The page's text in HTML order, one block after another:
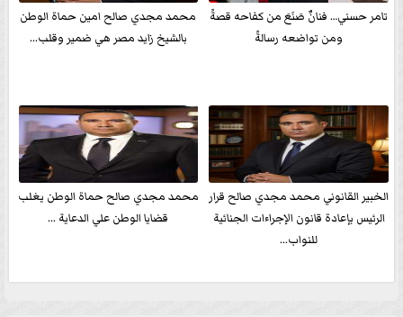
تامر حسني… فنانٌ صَنَعَ من كفاحه قصةً
ومن تواضعه رسالةً
محمد مجدي صالح امين حماة الوطن
بالشيخ زايد مصر هي ضمير وقلب...
الخبير القانوني محمد مجدي صالح قرار
الرئيس بإعادة قانون الإجراءات الجنائية
للنواب...
محمد مجدي صالح حماة الوطن يغلب
قضايا الوطن علي الدعاية ...